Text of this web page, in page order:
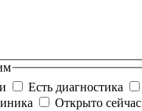
Есть диагностика
Открыто сейчас